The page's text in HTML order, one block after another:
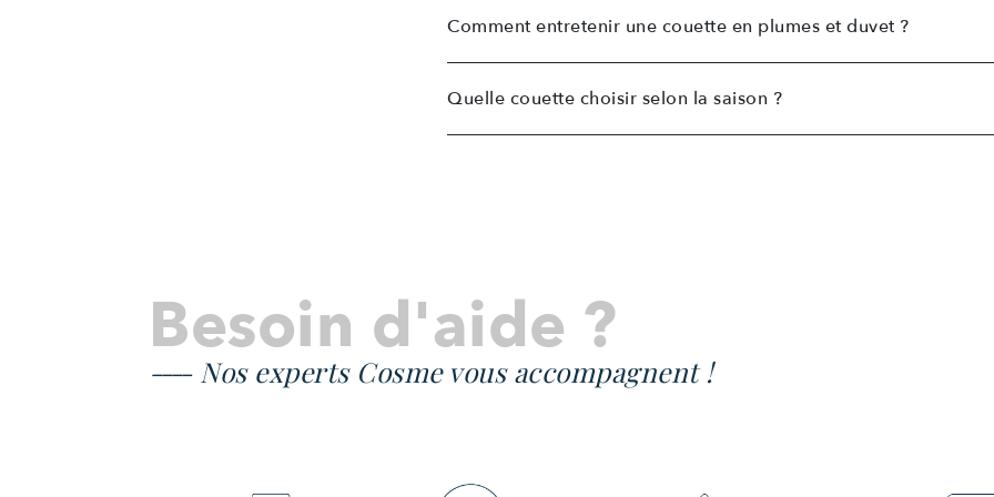
Comment entretenir une couette en plumes et duvet ?
Quelle couette choisir selon la saison ?
Besoin d'aide ?
Nos experts Cosme vous accompagnent !